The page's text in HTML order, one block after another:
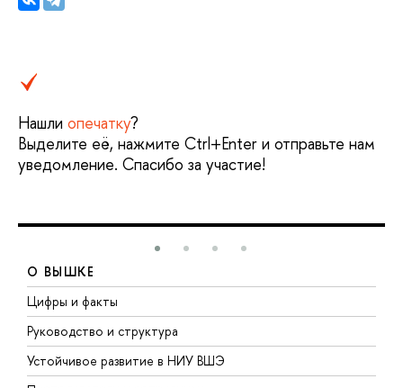
Нашли опечатку?
ыделите её, нажмите Ctrl+Enter и отправьте нам
уведомление. Спасибо за участие!
О ВЫШКЕ
Цифры и факты
Руководство и структура
Устойчивое развитие в НИУ ВШЭ